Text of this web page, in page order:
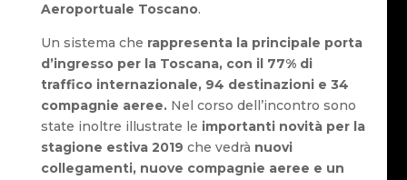
Aeroportuale Toscano.
Un sistema che rappresenta la principale porta
d’ingresso per la Toscana, con il 77% di
traffico internazionale, 94 destinazioni e 34
compagnie aeree.Nel corso dell’incontro sono
state inoltre illustrate le importanti novità per la
stagione estiva 2019 che vedrà nuovi
collegamenti, nuove compagnie aeree e un